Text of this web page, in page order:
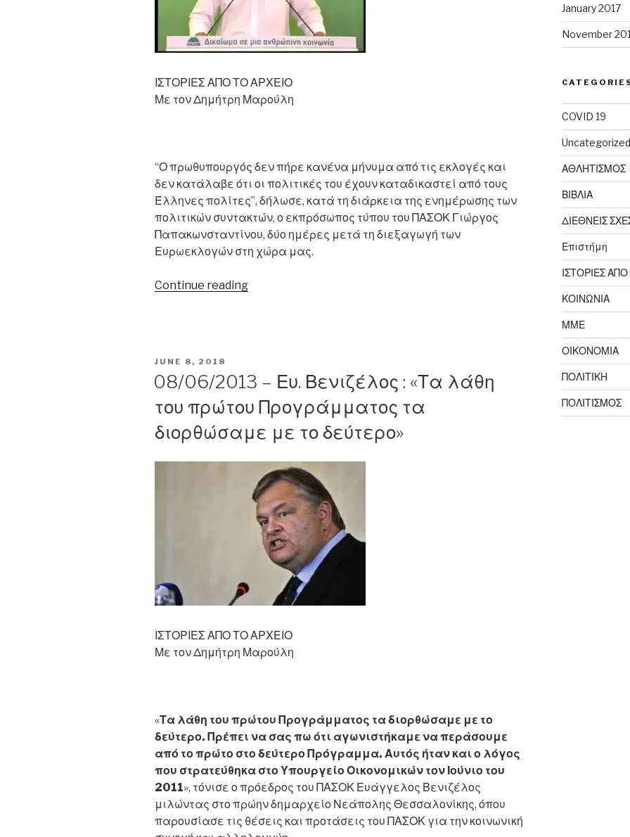
ΙΣΤΟΡΙΕΣ ΑΠΟ ΤΟ ΑΡΧΕΙΟ
Με τον Δημήτρη Μαρούλη
“Ο πρωθυπουργός δεν πήρε κανένα μήνυμα από τις εκλογές και
δεν κατάλαβε ότι οι πολιτικές του έχουν καταδικαστεί από τους
Έλληνες πολίτες”, δήλωσε, κατά τη διάρκεια της ενημέρωσης των
πολιτικών συντακτών, ο εκπρόσωπος τύπου του ΠΑΣΟΚ Γιώργος
Παπακωνσταντίνου, δύο ημέρες μετά τη διεξαγωγή των
Ευρωεκλογών στη χώρα μας.
Continue reading“09/06/2009
καμία
περίπτωση
πρέπει
βάρος
της
δημοσιονομικής
προσαρμογής
να
πέσει
μέση
ελληνική
και
στα
POSTED
JUNE 8, 2018
08/06/2013 – Ευ. Βενιζέλος : «Τα λάθη
του πρώτου Προγράμματος τα
διορθώσαμε με το δεύτερο»
ΙΣΤΟΡΙΕΣ ΑΠΟ ΤΟ ΑΡΧΕΙΟ
Με τον Δημήτρη Μαρούλη
«Τα λάθη του πρώτου Προγράμματος τα διορθώσαμε με το
δεύτερο. Πρέπει να σας πω ότι αγωνιστήκαμε να περάσουμε
από το πρώτο στο δεύτερο Πρόγραμμα. Αυτός ήταν και ο λόγος
που στρατεύθηκα στο Υπουργείο Οικονομικών τον Ιούνιο του
2011», τόνισε ο πρόεδρος του ΠΑΣΟΚ Ευάγγελος Βενιζέλος
μιλώντας στο πρώην δημαρχείο Νεάπολης Θεσσαλονίκης, όπου
παρουσίασε τις θέσεις και προτάσεις του ΠΑΣΟΚ για την κοινωνική
January 2017
November
COVID 19
Uncategorized
ΑΘΛΗΤΙΣΜΟΣ
ΒΙΒΛΙΑ
ΔΙΕΘΝΕΙΣ
Επιστήμη
ΙΣΤΟΡΙΕΣ
ΚΟΙΝΩΝΙΑ
ΜΜΕ
ΟΙΚΟΝΟΜΙΑ
ΠΟΛΙΤΙΚΗ
ΠΟΛΙΤΙΣΜΟΣ